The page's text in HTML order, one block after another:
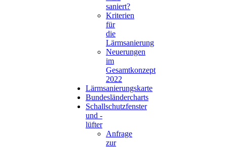
saniert?
Kriterien
für
die
Lärmsanierung
Neuerungen
im
Gesamtkonzept
2022
Lärmsanierungskarte
Bundesländercharts
Schallschutzfenster
und -
lüfter
Anfrage
zur